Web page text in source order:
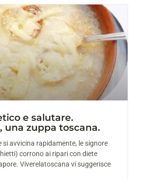
e salutare.
una zuppa toscana.
si avvicina rapidamente, le signore
corrono ai ripari con diete
Viverelatoscana vi suggerisce